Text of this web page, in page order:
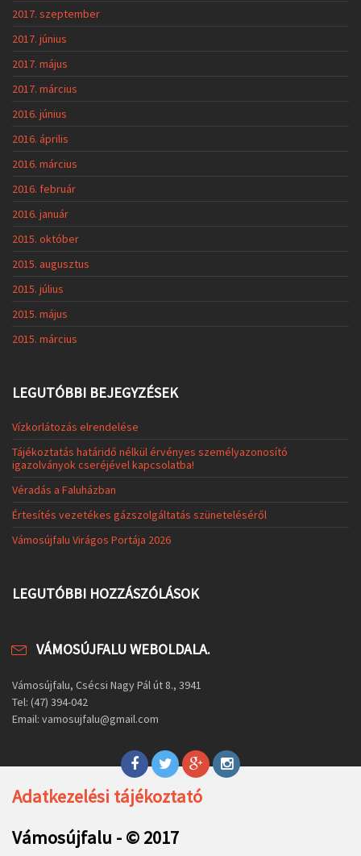
2017. szeptember
2017. június
2017. május
2017. március
2016. június
2016. április
2016. március
2016. február
2016. január
2015. október
2015. augusztus
2015. július
2015. május
2015. március
LEGUTÓBBI BEJEGYZÉSEK
Vízkorlátozás elrendelése
Tájékoztatás határidő nélkül érvényes személyazonosító
igazolványok cseréjével kapcsolatba!
Véradás a Faluházban
Értesítés vezetékes gázszolgáltatás szüneteléséről
Vámosújfalu Virágos Portája 2026
LEGUTÓBBI HOZZÁSZÓLÁSOK
VÁMOSÚJFALU WEBOLDALA.
Vámosújfalu, Csécsi Nagy Pál út 8., 3941
Tel: (47) 394-042
Email: vamosujfalu@gmail.com
Adatkezelési tájékoztató
Vámosújfalu - © 2017